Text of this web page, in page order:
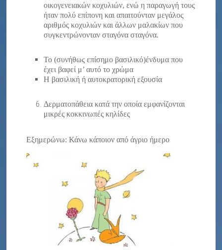
οικογενειακών κοχυλιών, ενώ η παραγωγή τους
ήταν πολύ επίπονη και απαιτούνταν μεγάλος
αριθμός κοχυλιών και άλλων μαλακίων που
συγκεντρώνονταν σταγόνα σταγόνα.
Το (συνήθως επίσημο βασιλικό)ένδυμα που
έχει βαφεί μ’ αυτό το χρώμα
Η βασιλική ή αυτοκρατορική εξουσία
Δερματοπάθεια κατά την οποία εμφανίζονται
μικρές κοκκινωπές κηλίδες
Εξημερώνω: Κάνω κάποιον από άγριο ήμερο